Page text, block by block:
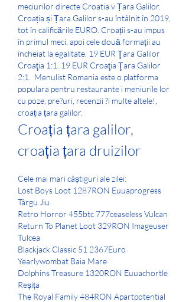
meciurilor directe Croatia v Țara Galilor.
Croația și Țara Galilor s-au întâlnit în 2019,
tot în calificările EURO. Croații s-au impus
în primul meci, apoi cele două formații au
încheiat la egalitate. 19 EUR Ţara Galilor
Croaţia 1:1. 19 EUR Croaţia Ţara Galilor
2:1.  Menulist Romania este o platforma
populara pentru restaurante i meniurile lor
cu poze, pre?uri, recenzii ?i multe altele!,
croația țara galilor.
Croația țara galilor,
croația țara druizilor
Cele mai mari câștiguri ale zilei:
Lost Boys Loot 1287RON Euuaprogress
Târgu Jiu
Retro Horror 455btc 777ceaseless Vulcan
Return To Planet Loot 329RON Imageuser
Tulcea
Blackjack Classic 51 2367Euro
Yearlywombat Baia Mare
Dolphins Treasure 1320RON Euuachortle
Reșița
The Royal Family 484RON Apartpotential